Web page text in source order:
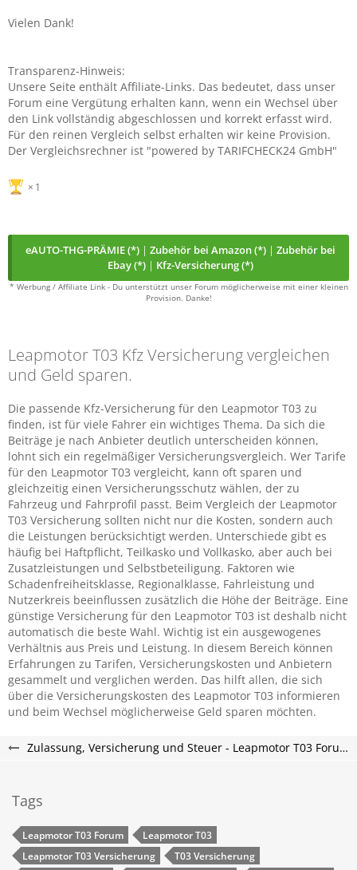
Vielen Dank!
Transparenz-Hinweis:
Unsere Seite enthält Affiliate-Links. Das bedeutet, dass unser
Forum eine Vergütung erhalten kann, wenn ein Wechsel über
den Link vollständig abgeschlossen und korrekt erfasst wird.
Für den reinen Vergleich selbst erhalten wir keine Provision.
Der Vergleichsrechner ist "powered by TARIFCHECK24 GmbH"
1
eAUTO-THG-PRÄMIE (*) | Zubehör bei Amazon (*) | Zubehör bei
Ebay (*) | Kfz-Versicherung (*)
* Werbung / Affiliate Link - Du unterstützt unser Forum möglicherweise mit einer kleinen
Provision. Danke!
Leapmotor T03 Kfz Versicherung vergleichen
und Geld sparen.
Die passende Kfz-Versicherung für den Leapmotor T03 zu
finden, ist für viele Fahrer ein wichtiges Thema. Da sich die
Beiträge je nach Anbieter deutlich unterscheiden können,
lohnt sich ein regelmäßiger Versicherungsvergleich. Wer Tarife
für den Leapmotor T03 vergleicht, kann oft sparen und
gleichzeitig einen Versicherungsschutz wählen, der zu
Fahrzeug und Fahrprofil passt. Beim Vergleich der Leapmotor
T03 Versicherung sollten nicht nur die Kosten, sondern auch
die Leistungen berücksichtigt werden. Unterschiede gibt es
häufig bei Haftpflicht, Teilkasko und Vollkasko, aber auch bei
Zusatzleistungen und Selbstbeteiligung. Faktoren wie
Schadenfreiheitsklasse, Regionalklasse, Fahrleistung und
Nutzerkreis beeinflussen zusätzlich die Höhe der Beiträge. Eine
günstige Versicherung für den Leapmotor T03 ist deshalb nicht
automatisch die beste Wahl. Wichtig ist ein ausgewogenes
Verhältnis aus Preis und Leistung. In diesem Bereich können
Erfahrungen zu Tarifen, Versicherungskosten und Anbietern
gesammelt und verglichen werden. Das hilft allen, die sich
über die Versicherungskosten des Leapmotor T03 informieren
und beim Wechsel möglicherweise Geld sparen möchten.
Zulassung, Versicherung und Steuer - Leapmotor T03 Forum
Tags
Leapmotor T03 Forum
Leapmotor T03
Leapmotor T03 Versicherung
T03 Versicherung